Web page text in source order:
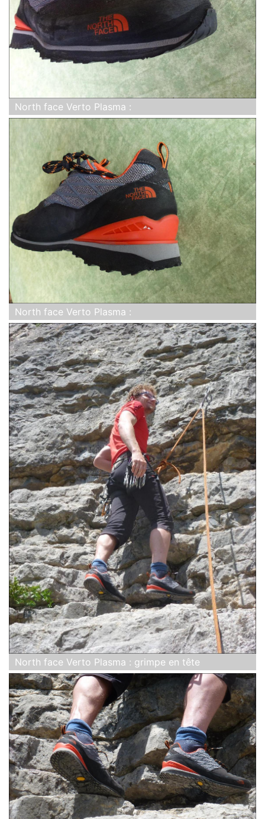
North face Verto Plasma :
North face Verto Plasma :
North face Verto Plasma : grimpe en tête